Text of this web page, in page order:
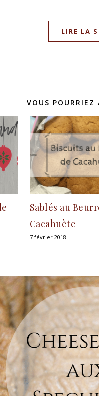
LIRE LA
VOUS POURRIEZ
Sablés au
Cacahuète
7 février 2018